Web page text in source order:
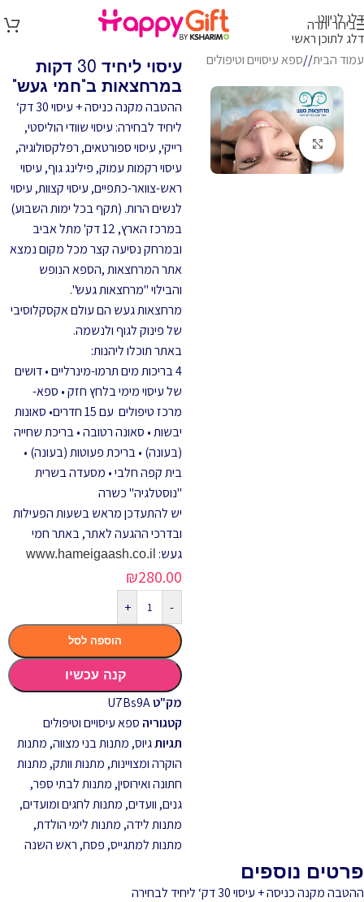
דלג לניווט
דלג לתוכן ראשי
בירור יתרה
עמוד הבית/ ספא עיסויים וטיפולים
לחץ להגדלה
עיסוי ליחיד 30 דקות
במרחצאות ב"חמי געש"
ההטבה מקנה כניסה + עיסוי 30 דק‘
ליחיד לבחירה: עיסוי שוודי הוליסטי,
רייקי, עיסוי ספורטאים, רפלקסולוגיה,
עיסוי רקמות עמוק, פילינג גוף, עיסוי
ראש-צוואר-כתפיים, עיסוי קצוות, עיסוי
לנשים הרות. (תקף בכל ימות השבוע)
במרכז הארץ, 12 דק' מתל אביב
ובמרחק נסיעה קצר מכל מקום נמצא
אתר המרחצאות ,הספא הנופש
והבילוי "מרחצאות געש".
מרחצאות געש הם עולם אקסקלוסיבי
של פינוק לגוף ולנשמה.
באתר תוכלו ליהנות:
4 בריכות מים תרמו-מינרליים • דושים
של עיסוי מימי בלחץ חזק • ספא-
מרכז טיפולים עם 15 חדרים• סאונות
יבשות • סאונה רטובה • בריכת שחייה
(בעונה) • בריכת פעוטות (בעונה) •
בית קפה חלבי • מסעדה בשרית
"נוסטלגיה" כשרה
יש להתעדכן מראש בשעות הפעילות
ובדרכי ההגעה לאתר, באתר חמי
געש: www.hameigaash.co.il
₪280.00
-
+
הוספה לסל
קנה עכשיו
מק"טU7Bs9A
קטגוריה ספא עיסויים וטיפולים
תגיותגיוס, מתנות בני מצווה, מתנות
הוקרה ומצויינות, מתנות וותק, מתנות
חתונה ואירוסין, מתנות לבתי ספר,
גנים, וועדים, מתנות לחגים ומועדים,
מתנות לידה, מתנות לימי הולדת,
מתנות למתגייס, פסח, ראש השנה
פרטים נוספים
ההטבה מקנה כניסה + עיסוי 30 דק‘ ליחיד לבחירה